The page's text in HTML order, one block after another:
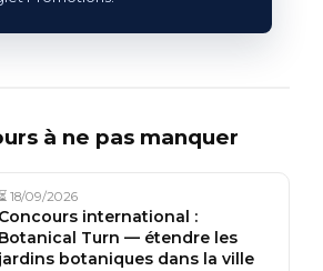
à ne pas manquer
⏳ 18/09/2026
Concours international :
Botanical Turn — étendre les
jardins botaniques dans la ville